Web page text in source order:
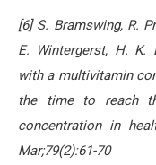
[6] S. Bramswing, R.
E. Wintergerst, H. K.
with a multivitamin
the time to reach
concentration in
Mar;79(2):61-70